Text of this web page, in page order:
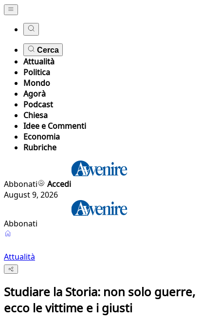
Cerca
Attualità
Politica
Mondo
Agorà
Podcast
Chiesa
Idee e Commenti
Economia
Rubriche
Abbonati
Accedi
August 9, 2026
Abbonati
Attualità
Studiare la Storia: non solo guerre,
ecco le vittime e i giusti